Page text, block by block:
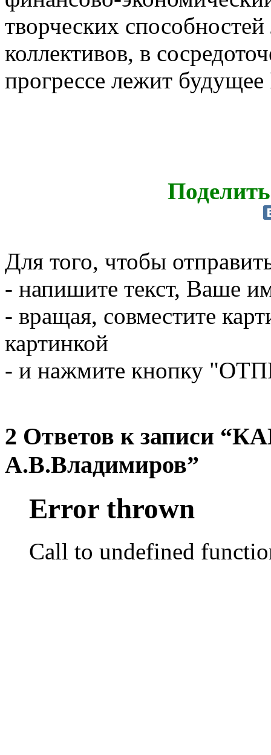
творческих
коллективов, в
прогрессе лежит
Для того, чтобы
- напишите текст, Ваше
- вращая, совместите
картинкой
- и нажмите кнопку
2 Ответов к записи
А.В.Владимиров”
Error thrown
Call to undefined